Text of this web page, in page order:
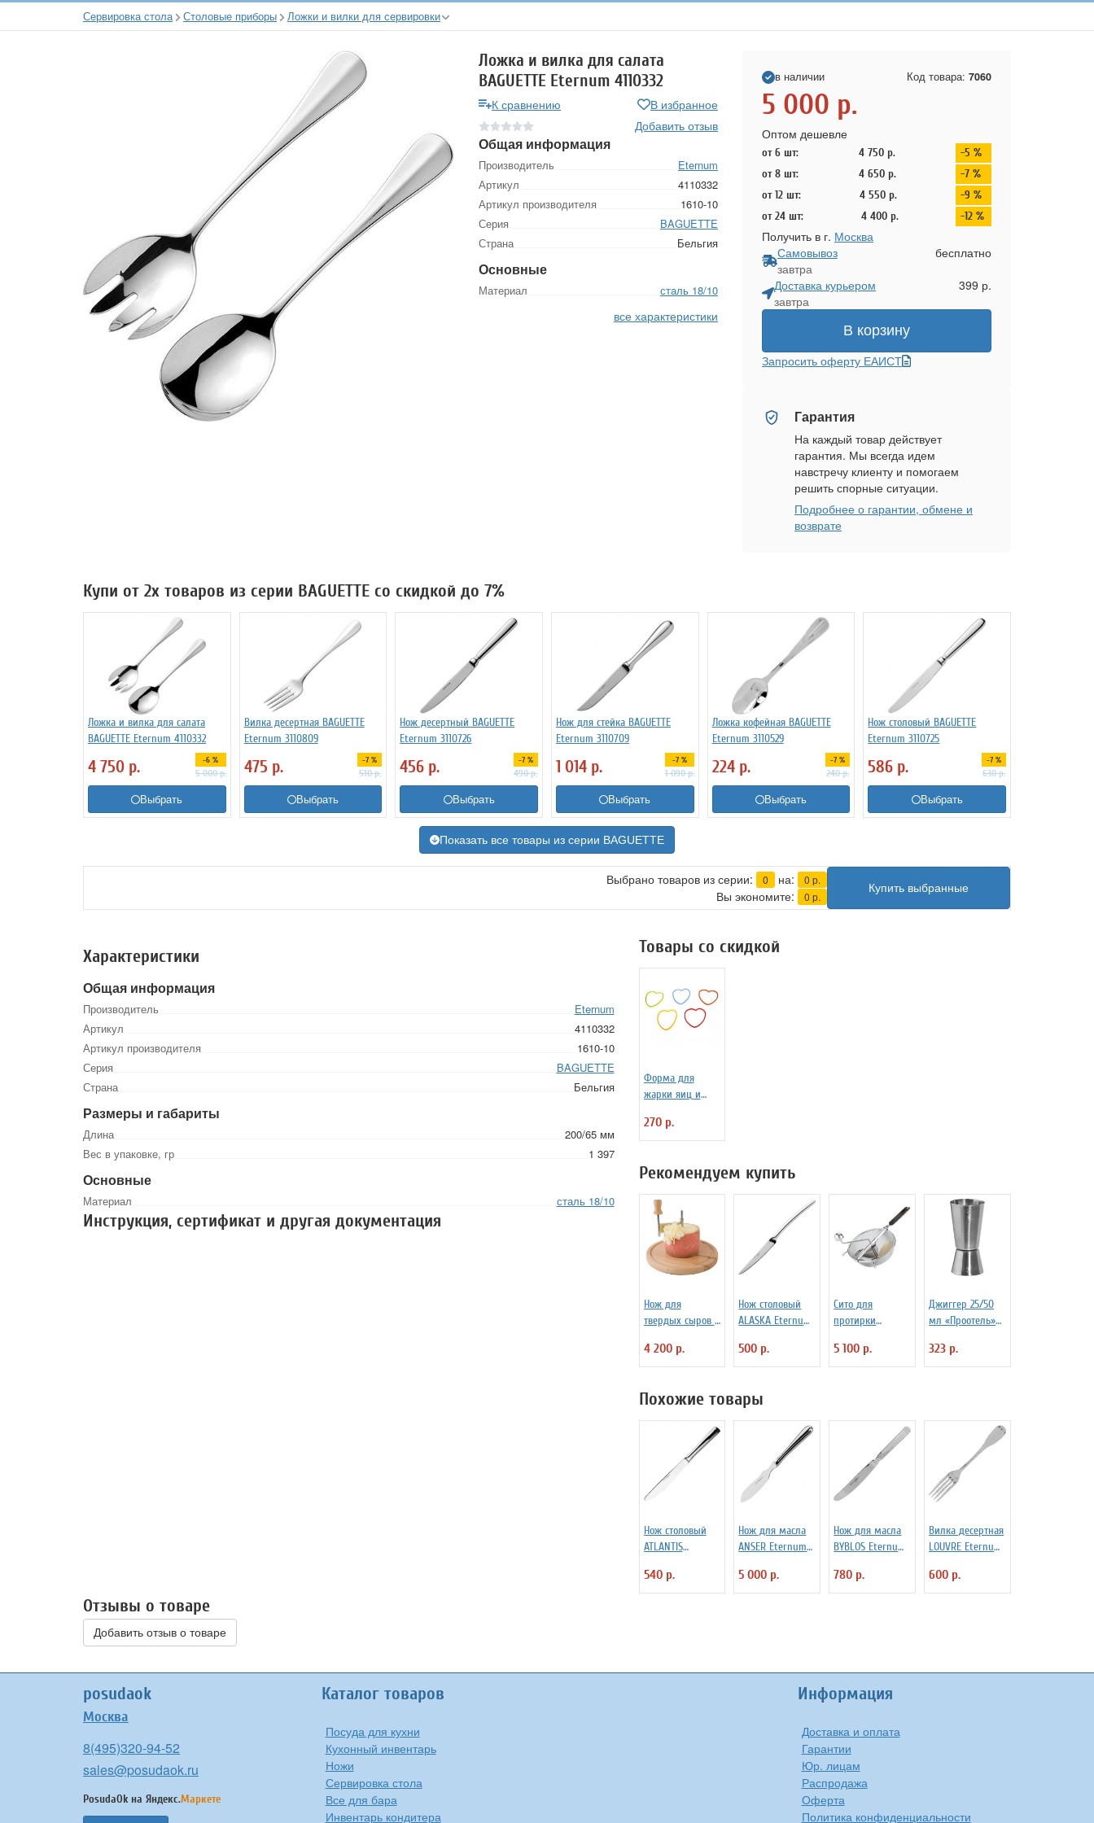
Сервировка стола Столовые приборы Ложки и вилки для сервировки
Ложка и вилка для салата
BAGUETTE Eternum 4110332
К сравнению
В избранное
Добавить отзыв
Общая информация
Производитель
Eternum
Артикул
4110332
Артикул производителя
1610-10
Серия
BAGUETTE
Страна
Бельгия
Основные
Материал сталь 18/10
все характеристики
в наличии Код товара: 7060
5 000 р.
Оптом дешевле
от 6 шт: 4 750 р.
-5 %
от 8 шт:
4 650 р.
-7 %
от 12 шт:
4 550 р.
-9 %
от 24 шт:
4 400 р. -12 %
Получить в г. Москва
Самовывоз
завтра
бесплатно
Доставка курьером
завтра
399 р.
В корзину
Запросить оферту ЕАИСТ
Гарантия
На каждый товар действует
гарантия. Мы всегда идем
навстречу клиенту и помогаем
решить спорные ситуации.
Подробнее о гарантии, обмене и
возврате
Купи от 2х товаров из серии BAGUETTE со скидкой до 7%
Ложка и вилка для салата
BAGUETTE Eternum 4110332
4 750 р. -6 %
5 000р.
Выбрать
Вилка десертная BAGUETTE
Eternum 3110809
475 р. -7 %
510р.
Выбрать
Нож десертный BAGUETTE
Eternum 3110726
456 р. -7 %
490р.
Выбрать
Нож для стейка BAGUETTE
Eternum 3110709
1 014 р. -7 %
1 090р.
Выбрать
Ложка кофейная BAGUETTE
Eternum 3110529
224 р. -7 %
240р.
Выбрать
Нож столовый BAGUETTE
Eternum 3110725
586 р. -7 %
630р.
Выбрать
Показать все товары из серии BAGUETTE
Выбрано товаров из серии: 0 на: 0 р.
Вы экономите: 0 р.
Купить выбранные
Характеристики
Общая информация
Производитель
Eternum
Артикул
4110332
Артикул производителя
1610-10
Серия
BAGUETTE
Страна
Бельгия
Размеры и габариты
Длина
200/65 мм
Вес в упаковке, гр
1 397
Основные
Материал сталь 18/10
Инструкция, сертификат и другая документация
Товары со скидкой
Форма для
жарки яиц и
силиконовая
Любовь
270 р.
Рекомендуем купить
Нож для
твердых сыров и
см APS 4071012
4 200 р.
Нож столовый
ALASKA Eternum
500 р.
Сито для
протирки
Paderno 4030173
5 100 р.
Джиггер 25/50
мл «Проотель»
H=90 мм B=40
мм ProHotel
323 р.
Похожие товары
Нож столовый
ATLANTIS
540 р.
Нож для масла
ANSER Eternum
5 000 р.
Нож для масла
BYBLOS Eternum
780 р.
Вилка десертная
LOUVRE Eternum
600 р.
Отзывы о товаре
Добавить отзыв о товаре
posudaok
Москва
8(495)320-94-52
sales@posudaok.ru
PosudaOk на Яндекс.Маркете
Каталог товаров
Посуда для кухни
Кухонный инвентарь
Ножи
Сервировка стола
Все для бара
Инвентарь кондитера
Информация
Доставка и оплата
Гарантии
Юр. лицам
Распродажа
Оферта
Политика конфиденциальности